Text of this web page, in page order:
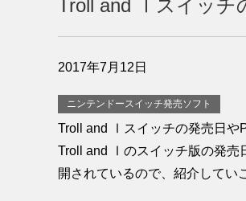
Troll and Ⅰスイッチ
2017年7月12日
ニンテンドースイッチ発売ソフト
Troll and Ⅰスイッチの発売日や
Troll and Ⅰのスイッチ版の発売
開されているので、紹介してい